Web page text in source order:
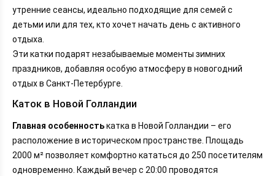
утренние сеансы, идеально подходящие для семей с
детьми или для тех, кто хочет начать день с активного
отдыха.
Эти катки подарят незабываемые моменты зимних
праздников, добавляя особую атмосферу в новогодний
отдых в Санкт-Петербурге.
Каток в Новой Голландии
Главная особенностькатка в Новой Голландии – его
расположение в историческом пространстве. Площадь
2000 м² позволяет комфортно кататься до 250 посетителям
одновременно. Каждый вечер с 20:00 проводятся